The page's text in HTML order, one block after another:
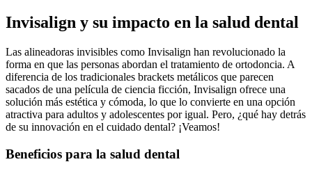
Invisalign y su impacto en la salud dental
Las alineadoras invisibles como Invisalign han revolucionado la
forma en que las personas abordan el tratamiento de ortodoncia. A
diferencia de los tradicionales brackets metálicos que parecen
sacados de una película de ciencia ficción, Invisalign ofrece una
solución más estética y cómoda, lo que lo convierte en una opción
atractiva para adultos y adolescentes por igual. Pero, ¿qué hay detrás
de su innovación en el cuidado dental? ¡Veamos!
Beneficios para la salud dental